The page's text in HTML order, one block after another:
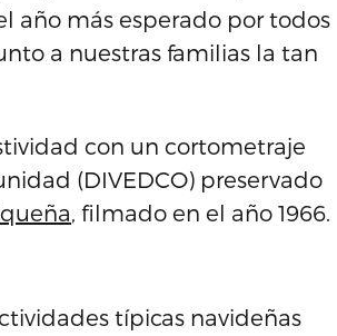
año más esperado por todos
a nuestras familias la tan
con un cortometraje
(DIVEDCO) preservado
, filmado en el año 1966.
típicas navideñas